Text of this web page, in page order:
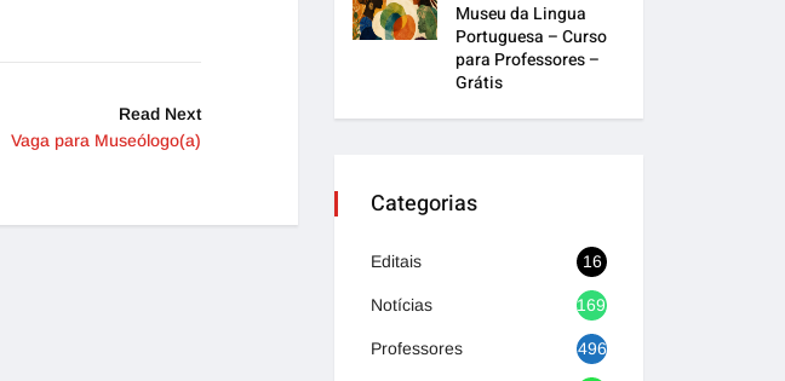
Read Next
Vaga para Museólogo(a)
Museu da Lingua
Portuguesa – Curso
para Professores –
Grátis
Categorias
Editais 16
Notícias 1692
Professores 496